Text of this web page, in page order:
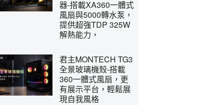
器-搭載XA360一體式
風扇與5000轉水泵，
提供超強TDP 325W
解熱能力，
君主MONTECH TG3
全景玻璃機殼-搭載
360一體式風扇，更
有展示平台，輕鬆展
現自我風格